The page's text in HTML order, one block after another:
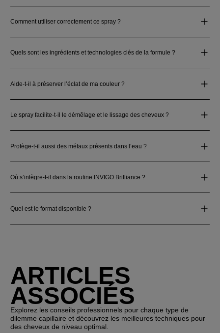
Comment utiliser correctement ce spray ?
Quels sont les ingrédients et technologies clés de la formule ?
Aide-t-il à préserver l’éclat de ma couleur ?
Le spray facilite-t-il le démêlage et le lissage des cheveux ?
Protège-t-il aussi des métaux présents dans l’eau ?
Où s’intègre-t-il dans la routine INVIGO Brilliance ?
Quel est le format disponible ?
ARTICLES
ASSOCIÉS
Explorez les conseils professionnels pour chaque type de
dilemme capillaire et découvrez les meilleures techniques pour
des cheveux de niveau optimal.